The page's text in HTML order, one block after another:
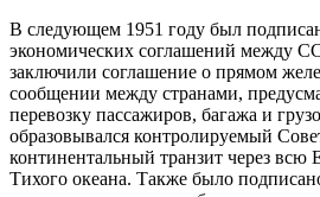
В следующем 1951 году был
экономических соглашений между
заключили соглашение о прямом
сообщении между странами,
перевозку пассажиров, багажа и
образовывался контролируемый
континентальный транзит через всю
Тихого океана. Также было